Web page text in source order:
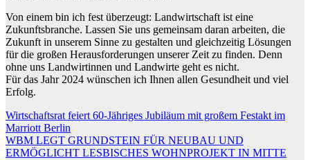
Von einem bin ich fest überzeugt: Landwirtschaft ist eine
Zukunftsbranche. Lassen Sie uns gemeinsam daran arbeiten, die
Zukunft in unserem Sinne zu gestalten und gleichzeitig Lösungen
für die großen Herausforderungen unserer Zeit zu finden. Denn
ohne uns Landwirtinnen und Landwirte geht es nicht.
Für das Jahr 2024 wünschen ich Ihnen allen Gesundheit und viel
Erfolg.
Beitragsnavigation
Wirtschaftsrat feiert 60-Jähriges Jubiläum mit großem Festakt im
Marriott Berlin
WBM LEGT GRUNDSTEIN FÜR NEUBAU UND
ERMÖGLICHT LESBISCHES WOHNPROJEKT IN MITTE